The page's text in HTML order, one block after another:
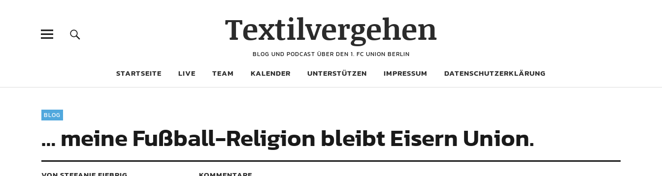
Textilvergehen
BLOG UND PODCAST ÜBER DEN 1. FC UNION BERLIN
STARTSEITE LIVE TEAM KALENDER UNTERSTÜTZEN IMPRESSUM DATENSCHUTZERKLÄRUNG
BLOG
… meine Fußball-Religion bleibt Eisern Union.